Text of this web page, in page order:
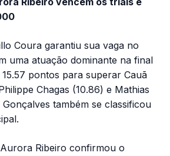
Coura garantiu sua vaga no
uma atuação dominante na final
pontos para superar Cauã
Chagas (10.86) e Mathias
Gonçalves também se classificou
Ribeiro confirmou o